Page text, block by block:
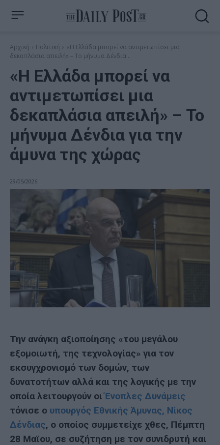
Αρχική Πολιτική
«Η Ελλάδα μπορεί να αντιμετωπίσει μια
δεκαπλάσια απειλή» – Το μήνυμα Δένδια...
«Η Ελλάδα μπορεί να
αντιμετωπίσει μια
δεκαπλάσια απειλή» – Το
μήνυμα Δένδια για την
άμυνα της χώρας
29/05/2026
Την ανάγκη αξιοποίησης «του μεγάλου
εξομοιωτή, της τεχνολογίας» για τον
εκσυγχρονισμό των δομών, των
δυνατοτήτων αλλά και της λογικής με την
οποία λειτουργούν οιΈνοπλες Δυνάμεις
τόνισε ο υπουργός Εθνικής Άμυνας, Νίκος
Δένδιας, ο οποίος συμμετείχε χθες, Πέμπτη
28 Μαϊου, σε συζήτηση με τον συνιδρυτή και